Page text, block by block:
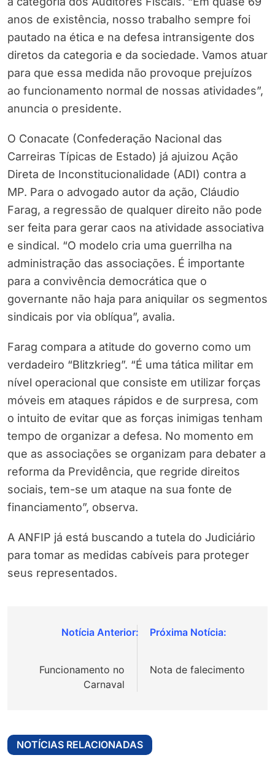
anos de existência, nosso trabalho sempre foi
pautado na ética e na defesa intransigente dos
diretos da categoria e da sociedade. Vamos atuar
para que essa medida não provoque prejuízos
ao funcionamento normal de nossas atividades”,
anuncia o presidente.
O Conacate (Confederação Nacional das
Carreiras Típicas de Estado) já ajuizou Ação
Direta de Inconstitucionalidade (ADI) contra a
MP. Para o advogado autor da ação, Cláudio
Farag, a regressão de qualquer direito não pode
ser feita para gerar caos na atividade associativa
e sindical. “O modelo cria uma guerrilha na
administração das associações. É importante
para a convivência democrática que o
governante não haja para aniquilar os segmentos
sindicais por via oblíqua”, avalia.
Farag compara a atitude do governo como um
verdadeiro “Blitzkrieg”. “É uma tática militar em
nível operacional que consiste em utilizar forças
móveis em ataques rápidos e de surpresa, com
o intuito de evitar que as forças inimigas tenham
tempo de organizar a defesa. No momento em
que as associações se organizam para debater a
reforma da Previdência, que regride direitos
sociais, tem-se um ataque na sua fonte de
financiamento”, observa.
A ANFIP já está buscando a tutela do Judiciário
para tomar as medidas cabíveis para proteger
seus representados.
Navegação
Post
Funcionamento no
Carnaval
Nota de falecimento
NOTÍCIAS RELACIONADAS